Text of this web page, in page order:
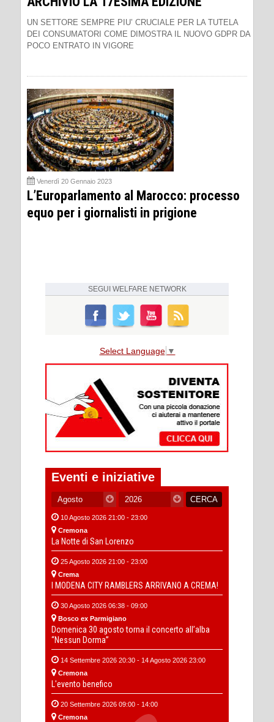
UN SETTORE SEMPRE PIU’ CRUCIALE PER LA TUTELA
DEI CONSUMATORI COME DIMOSTRA IL NUOVO GDPR DA
POCO ENTRATO IN VIGORE
Venerdì 20 Gennaio 2023
L’Europarlamento al Marocco: processo
equo per i giornalisti in prigione
SEGUI WELFARE NETWORK
Select Language ▼
Eventi e iniziative
10 Agosto 2026 21:00 - 23:00
Cremona
La Notte di San Lorenzo
25 Agosto 2026 21:00 - 23:00
Crema
I MODENA CITY RAMBLERS ARRIVANO A CREMA!
30 Agosto 2026 06:38 - 09:00
Bosco ex Parmigiano
Domenica 30 agosto torna il concerto all’alba
“Nessun Dorma”
14 Settembre 2026 20:30 - 14 Agosto 2026 23:00
Cremona
L'evento benefico
20 Settembre 2026 09:00 - 14:00
Cremona